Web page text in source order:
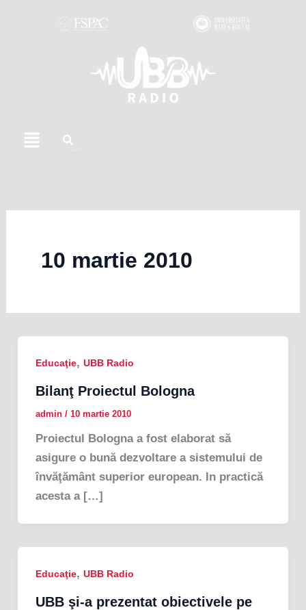
Menu
10 martie 2010
Educaţie, UBB Radio
Bilanţ Proiectul Bologna
admin / 10 martie 2010
Proiectul Bologna a fost elaborat să
asigure o bună dezvoltare a sistemului de
învăţământ superior european. In practică
acesta a […]
Educaţie, UBB Radio
UBB şi-a prezentat obiectivele pe